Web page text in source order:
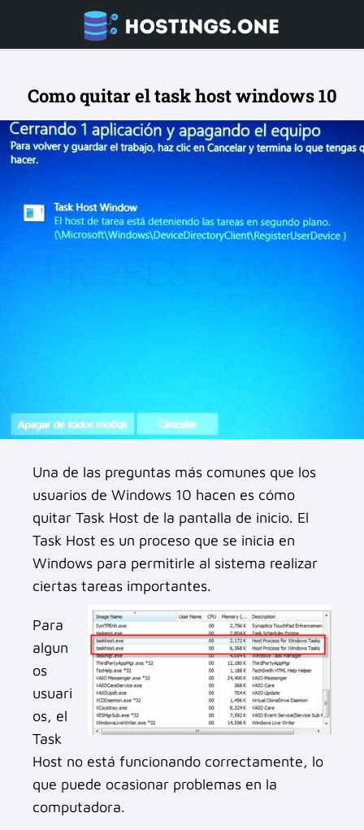
Como quitar el task host windows 10
Una de las preguntas más comunes que los
usuarios de Windows 10 hacen es cómo
quitar Task Host de la pantalla de inicio. El
Task Host es un proceso que se inicia en
Windows para permitirle al sistema realizar
ciertas tareas importantes.
Para
algun
os
usuari
os, el
Task
Host no está funcionando correctamente, lo
que puede ocasionar problemas en la
computadora.